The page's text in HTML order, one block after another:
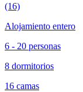
(16)
Alojamiento entero
6 - 20 personas
8 dormitorios
16 camas